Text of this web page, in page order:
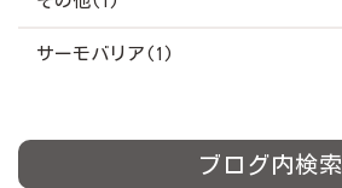
サーモバリア(1)
ブログ内検索